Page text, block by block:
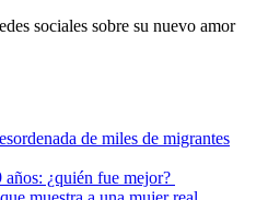
sociales sobre su nuevo amor
de miles de migrantes
¿quién fue mejor?